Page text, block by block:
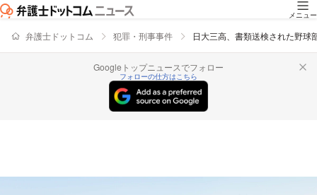
メニュー
弁護士ドットコム 犯罪・刑事事件 日大三高、書類送検された野
Googleトップニュースでフォロー
フォローの仕方はこちら